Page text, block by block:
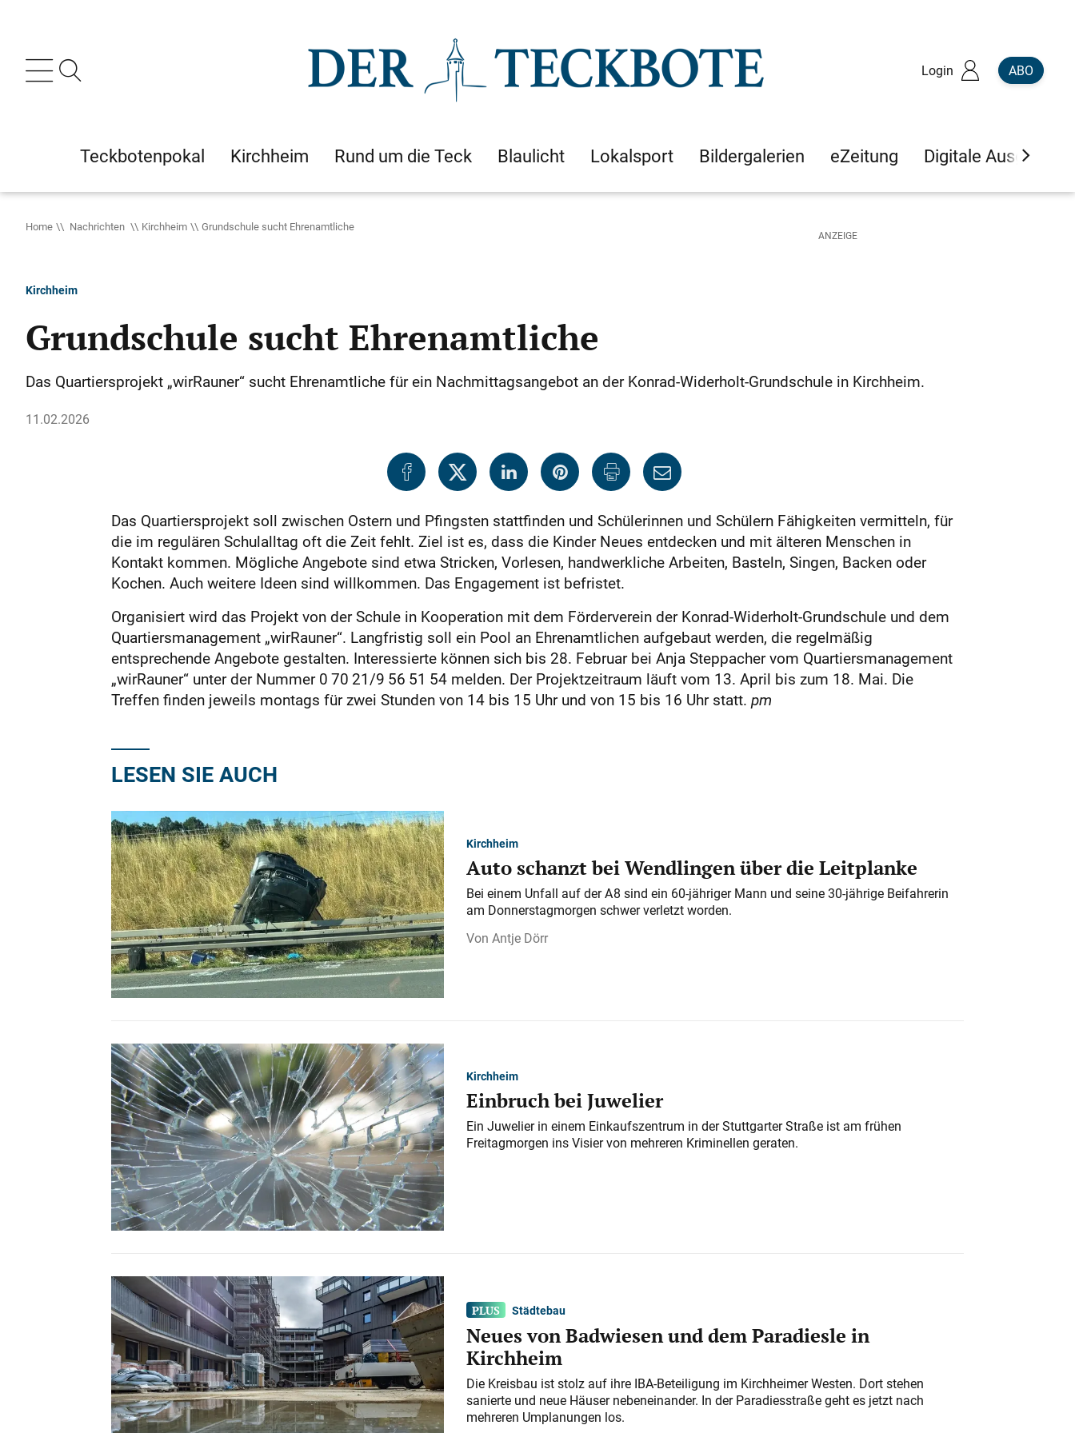
Login ABO
Teckbotenpokal Kirchheim Rund um die Teck Blaulicht Lokalsport Bildergalerien eZeitung Digitale Ausgaben
Home Nachrichten Kirchheim Grundschule sucht Ehrenamtliche
Kirchheim
Grundschule sucht Ehrenamtliche
Das Quartiersprojekt „wirRauner“ sucht Ehrenamtliche für ein Nachmittagsangebot an der Konrad-Widerholt-Grundschule in Kirchheim.
11.02.2026
Das Quartiersprojekt soll zwischen Ostern und Pfings­ten stattfinden und Schülerinnen und Schülern Fähigkeiten vermitteln, für
die im regulären Schulalltag oft die Zeit fehlt. Ziel ist es, dass die Kinder Neues entdecken und mit älteren Menschen in
Kontakt kommen. Mögliche Angebote sind etwa Stricken, Vorlesen, handwerkliche Arbeiten, Bas­teln, Singen, Backen oder
Kochen. Auch weitere Ideen sind willkommen. Das Engagement ist befristet.
Organisiert wird das Projekt von der Schule in Kooperation mit dem Förderverein der Konrad-Widerholt-Grundschule und dem
Quartiersmanagement „wirRauner“. Langfristig soll ein Pool an Ehrenamtlichen aufgebaut werden, die regelmäßig
entsprechende Angebote gestalten. Interessierte können sich bis 28. Februar bei Anja Steppacher vom Quartiersmanagement
„wirRauner“ unter der Nummer 0 70 21/9 56 51 54 melden. Der Projektzeitraum läuft vom 13. April bis zum 18. Mai. Die
Treffen finden jeweils montags für zwei Stunden von 14 bis 15 Uhr und von 15 bis 16 Uhr statt. pm
LESEN SIE AUCH
Kirchheim
Auto schanzt bei Wendlingen über die Leitplanke
Bei einem Unfall auf der A 8 sind ein 60-jähriger Mann und seine 30-jährige Beifahrerin
am Donnerstagmorgen schwer verletzt worden.
Antje Dörr
Kirchheim
Einbruch bei Juwelier
Ein Juwelier in einem Einkaufszentrum in der Stuttgarter Straße ist am frühen
Freitagmorgen ins Visier von mehreren Kriminellen geraten.
Städtebau
Neues von Badwiesen und dem Paradiesle in
Kirchheim
Die Kreisbau ist stolz auf ihre IBA-Beteiligung im Kirchheimer Westen. Dort stehen
sanierte und neue Häuser nebeneinander. In der Paradiesstraße geht es jetzt nach
mehreren Umplanungen los.